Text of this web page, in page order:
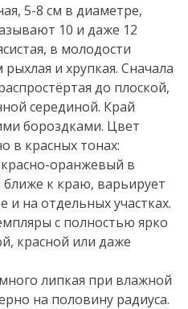
5-8 см в диаметре,
10 и даже 12
в молодости
и хрупкая. Сначала
до плоской,
серединой. Край
бороздками. Цвет
в красных тонах:
оранжевый в
к краю, варьирует
и на отдельных участках.
с полностью ярко
красной или даже
липкая при влажной
на половину радиуса.